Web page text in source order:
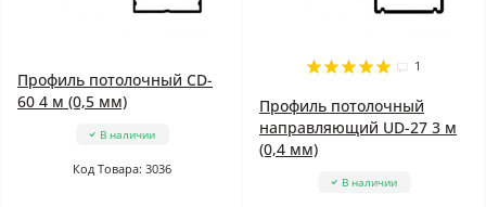
Профиль потолочный CD-
60 4 м (0,5 мм)
В наличии
Код Товара: 3036
1
Профиль потолочный
направляющий UD-27 3 м
(0,4 мм)
В наличии